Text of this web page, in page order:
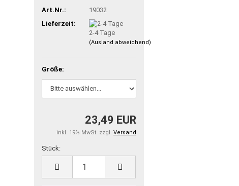
Art.Nr.:
19032
Lieferzeit:
2-4 Tage
(Ausland abweichend)
Größe:
23,49 EUR
inkl. 19% MwSt. zzgl. Versand
Stück:
Stück